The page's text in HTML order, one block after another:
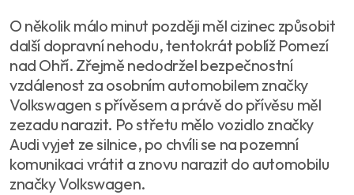
O několik málo minut později měl cizinec způsobit
další dopravní nehodu, tentokrát poblíž Pomezí
nad Ohří. Zřejmě nedodržel bezpečnostní
vzdálenost za osobním automobilem značky
Volkswagen s přívěsem a právě do přívěsu měl
zezadu narazit. Po střetu mělo vozidlo značky
Audi vyjet ze silnice, po chvíli se na pozemní
komunikaci vrátit a znovu narazit do automobilu
značky Volkswagen.